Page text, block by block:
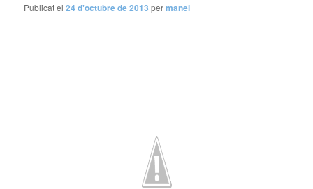
Publicat el24 d'octubre de 2013 permanel